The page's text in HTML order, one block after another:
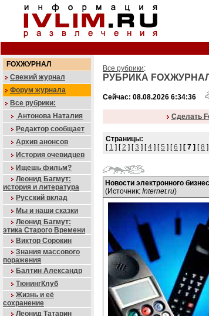
FOXЖУРНАЛ
Свежий журнал
Форум журнала
Все рубрики:
Антонова Наталия
Редактор сообщает
Архив анонсов
История очевидцев
Ищешь фильм?
Леонид Багмут:
история и литература
Русский вклад
Мы и наши сказки
Леонид Багмут:
этика Старого Времени
Виктор Сорокин
Знания массового
поражения
Балтин Александр
ТюнингКлуб
Жизнь и её
сохранение
Леонид Татарин
Все рубрики:
РУБРИКА
Сейчас: 08.08.2026 6:34:36
Сделать
Страницы:
[ 1 ] [2 ] [3 ] [4 ] [5 ] [6 ] [ 7 ] [8
Новости электронного
(Источник: Internet.ru)